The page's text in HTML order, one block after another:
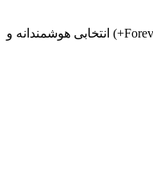
اگر به دنبال یک مکمل قدرتمند، علمی و مطمئن برای افزایش انرژی، حفظ سلامت قلب، بهبود استقامت بدنی و تقویت عملکرد کلی بدن هستید، ساشه آرژی پلاس فوراور (Forever ARGI+) انتخابی هوشمندانه و